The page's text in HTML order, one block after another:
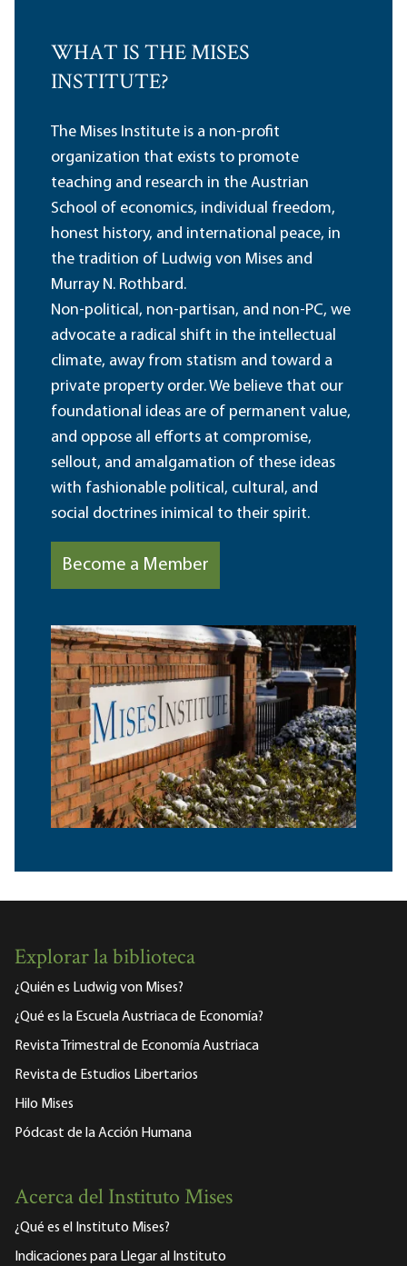
WHAT IS THE MISES
INSTITUTE?
The Mises Institute is a non-profit
organization that exists to promote
teaching and research in the Austrian
School of economics, individual freedom,
honest history, and international peace, in
the tradition of Ludwig von Mises and
Murray N. Rothbard.
Non-political, non-partisan, and non-PC, we
advocate a radical shift in the intellectual
climate, away from statism and toward a
private property order. We believe that our
foundational ideas are of permanent value,
and oppose all efforts at compromise,
sellout, and amalgamation of these ideas
with fashionable political, cultural, and
social doctrines inimical to their spirit.
Become a Member
Explorar la biblioteca
¿Quién es Ludwig von Mises?
¿Qué es la Escuela Austriaca de Economía?
Revista Trimestral de Economía Austriaca
Revista de Estudios Libertarios
Hilo Mises
Pódcast de la Acción Humana
Acerca del Instituto Mises
¿Qué es el Instituto Mises?
Indicaciones para Llegar al Instituto